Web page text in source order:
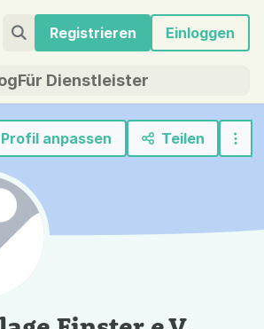
Registrieren Einloggen
Für Dienstleister
Profil anpassen Teilen